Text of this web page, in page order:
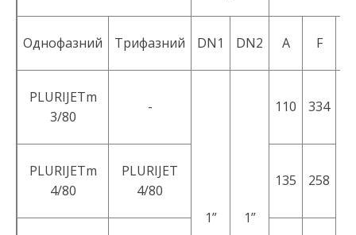
Однофазний Трифазний DN1 DN2 A F
PLURIJETm
3/80
-
1” 1”
110 334
PLURIJETm
4/80
PLURIJET
4/80
135 258